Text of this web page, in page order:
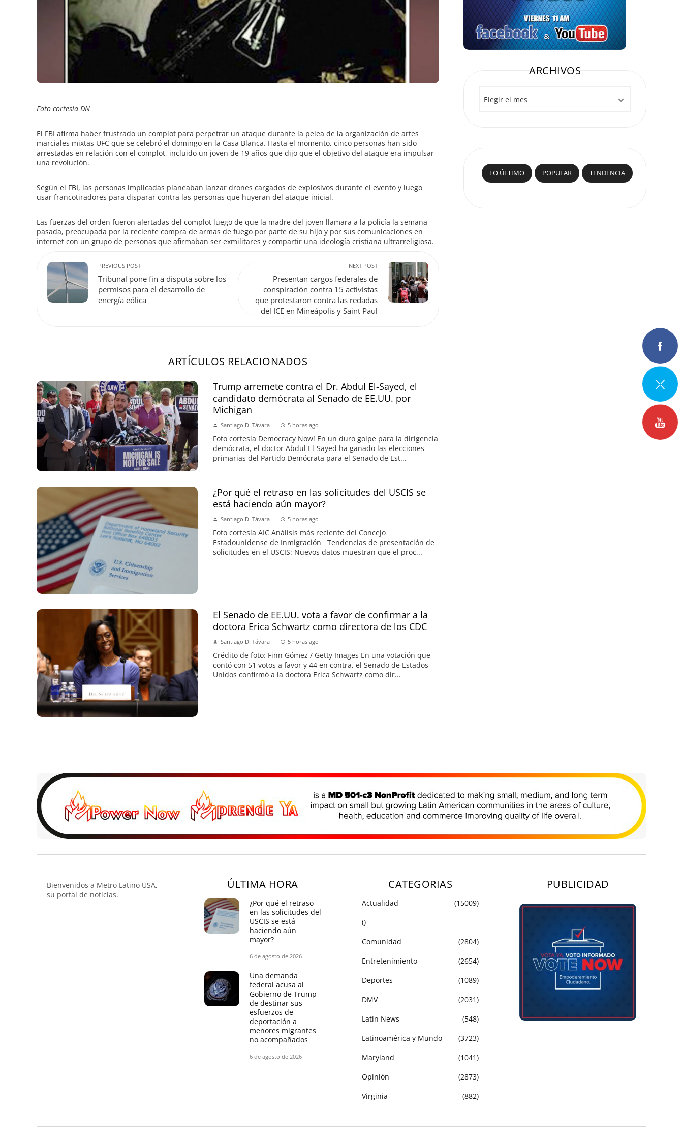
Foto cortesía DN
El FBI afirma haber frustrado un complot para perpetrar un ataque durante la pelea de la organización de artes
marciales mixtas UFC que se celebró el domingo en la Casa Blanca. Hasta el momento, cinco personas han sido
arrestadas en relación con el complot, incluido un joven de 19 años que dijo que el objetivo del ataque era impulsar
una revolución.
Según el FBI, las personas implicadas planeaban lanzar drones cargados de explosivos durante el evento y luego
usar francotiradores para disparar contra las personas que huyeran del ataque inicial.
Las fuerzas del orden fueron alertadas del complot luego de que la madre del joven llamara a la policía la semana
pasada, preocupada por la reciente compra de armas de fuego por parte de su hijo y por sus comunicaciones en
internet con un grupo de personas que afirmaban ser exmilitares y compartir una ideología cristiana ultrarreligiosa.
PREVIOUS POST
Tribunal pone fin a disputa sobre los
permisos para el desarrollo de
energía eólica
NEXT POST
Presentan cargos federales de
conspiración contra 15 activistas
que protestaron contra las redadas
del ICE en Mineápolis y Saint Paul
ARTÍCULOS RELACIONADOS
Trump arremete contra el Dr. Abdul El-Sayed, el
candidato demócrata al Senado de EE.UU. por
Michigan
Santiago D. Távara 5 horas ago
Foto cortesía Democracy Now! En un duro golpe para la dirigencia
demócrata, el doctor Abdul El-Sayed ha ganado las elecciones
primarias del Partido Demócrata para el Senado de Est...
¿Por qué el retraso en las solicitudes del USCIS se
está haciendo aún mayor?
Santiago D. Távara 5 horas ago
Foto cortesía AIC Análisis más reciente del Concejo
Estadounidense de Inmigración Tendencias de presentación de
solicitudes en el USCIS: Nuevos datos muestran que el proc...
El Senado de EE.UU. vota a favor de confirmar a la
doctora Erica Schwartz como directora de los CDC
Santiago D. Távara 5 horas ago
Crédito de foto: Finn Gómez / Getty Images En una votación que
contó con 51 votos a favor y 44 en contra, el Senado de Estados
Unidos confirmó a la doctora Erica Schwartz como dir...
ARCHIVOS
LO ÚLTIMO POPULAR TENDENCIA
Bienvenidos a Metro Latino USA,
su portal de noticias.
ÚLTIMA HORA
¿Por qué el retraso
en las solicitudes del
USCIS se está
haciendo aún
mayor?
6 de agosto de 2026
Una demanda
federal acusa al
Gobierno de Trump
de destinar sus
esfuerzos de
deportación a
menores migrantes
no acompañados
6 de agosto de 2026
CATEGORIAS
Actualidad
(15009)
()
Comunidad
(2804)
Entretenimiento
(2654)
Deportes
(1089)
DMV
(2031)
Latin News
(548)
Latinoamérica y Mundo
(3723)
Maryland
(1041)
Opinión
(2873)
Virginia
(882)
PUBLICIDAD